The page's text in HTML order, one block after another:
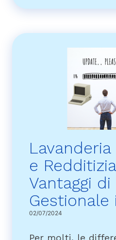
e
Vantaggi di
Gestionale
02/07/2024
Per molti, le